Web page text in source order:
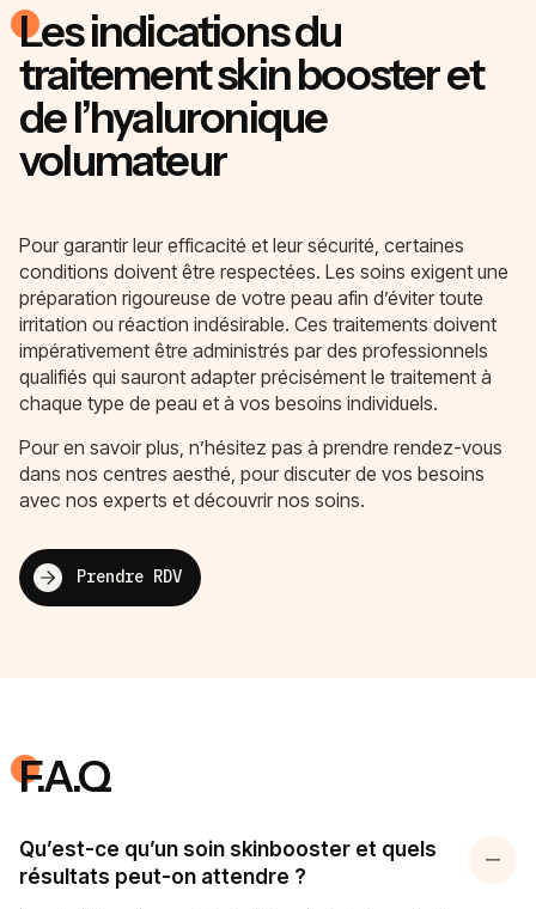
Les indications du
traitement skin booster et
de l’hyaluronique
volumateur
Pour garantir leur efficacité et leur sécurité, certaines
conditions doivent être respectées. Les soins exigent une
préparation rigoureuse de votre peau afin d’éviter toute
irritation ou réaction indésirable. Ces traitements doivent
impérativement être administrés par des professionnels
qualifiés qui sauront adapter précisément le traitement à
chaque type de peau et à vos besoins individuels.
Pour en savoir plus, n’hésitez pas à prendre rendez-vous
dans nos centres aesthé, pour discuter de vos besoins
avec nos experts et découvrir nos soins.
Prendre RDV
F.A.Q
Qu’est-ce qu’un soin skinbooster et quels
résultats peut-on attendre ?